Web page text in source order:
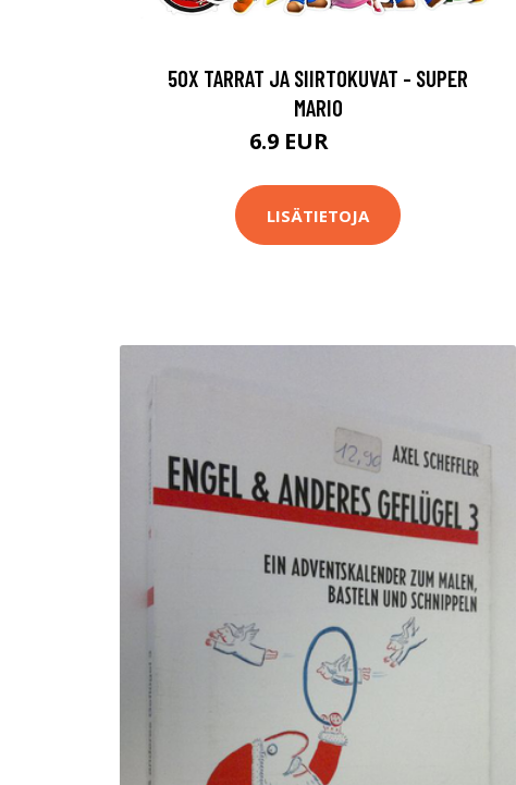
50X TARRAT JA SIIRTOKUVAT - SUPER
MARIO
6.9 EUR
LISÄTIETOJA